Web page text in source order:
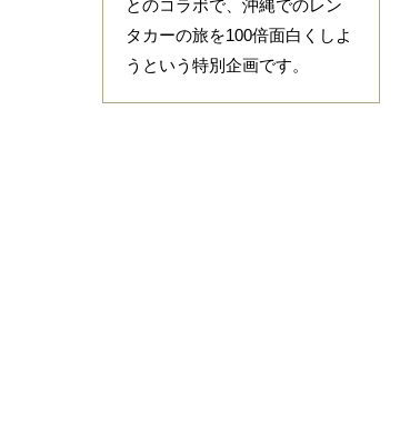
とのコラボで、沖縄でのレン
タカーの旅を100倍面白くしよ
うという特別企画です。